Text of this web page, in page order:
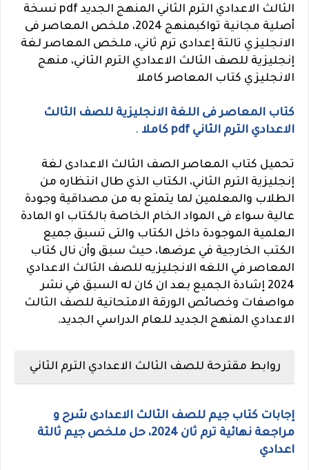
الثالث الاعدادي الترم الثاني المنهج الجديد pdf نسخة
أصلية مجانية تواكبمنهج 2024، ملخص المعاصر فى
الانجليزي تالتة إعدادى ترم ثاني، ملخص المعاصر لغة
إنجليزية للصف الثالث الاعدادي الترم الثاني، منهج
الانجليزي كتاب المعاصر كاملا
كتاب المعاصر فى اللغة الانجليزية للصف الثالث
الاعدادي الترم الثاني pdf كاملا
.
تحميل كتاب المعاصر الصف الثالث الاعدادى لغة
إنجليزية الترم الثاني، الكتاب الذي طال انتظاره من
الطلاب والمعلمين لما يتمتع به من مصداقية وجودة
عالية سواء فى المواد الخام الخاصة بالكتاب او المادة
العلمية الموجودة داخل الكتاب والتى تسبق جميع
الكتب الخارجية في عرضها، حيث سبق وأن نال كتاب
المعاصر في اللغه الانجليزيه للصف الثالث الاعدادي
2024 إشادة الجميع بعد ان كان له السبق في نشر
مواصفات وخصائص الورقة الامتحانية للصف الثالث
الاعدادي المنهج الجديد للعام الدراسي الجديد.
روابط مقترحة للصف الثالث الاعدادي الترم الثاني
إجابات كتاب جيم للصف الثالث الاعدادى شرح و
مراجعة نهائية ترم ثان 2024، حل ملخص جيم ثالثة
اعدادي